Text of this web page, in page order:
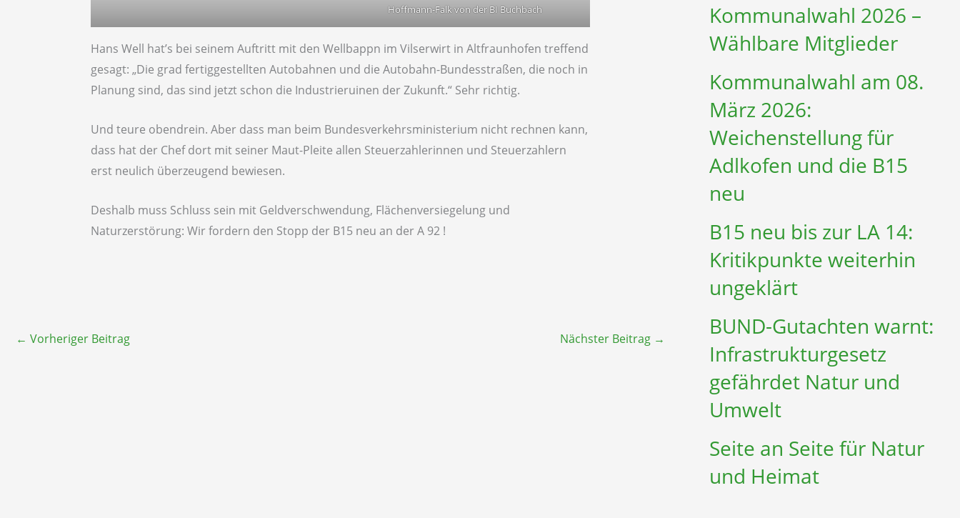
Hoffmann-Falk von der BI Buchbach
Hans Well hat’s bei seinem Auftritt mit den Wellbappn im Vilserwirt in Altfraunhofen treffend
gesagt: „Die grad fertiggestellten Autobahnen und die Autobahn-Bundesstraßen, die noch in
Planung sind, das sind jetzt schon die Industrieruinen der Zukunft.“ Sehr richtig.
Und teure obendrein. Aber dass man beim Bundesverkehrsministerium nicht rechnen kann,
dass hat der Chef dort mit seiner Maut-Pleite allen Steuerzahlerinnen und Steuerzahlern
erst neulich überzeugend bewiesen.
Deshalb muss Schluss sein mit Geldverschwendung, Flächenversiegelung und
Naturzerstörung: Wir fordern den Stopp der B15 neu an der A 92 !
← Vorheriger Beitrag Nächster Beitrag →
Kommunalwahl 2026 –
Wählbare Mitglieder
Kommunalwahl am 08.
März 2026:
Weichenstellung für
Adlkofen und die B15
neu
B15 neu bis zur LA 14:
Kritikpunkte weiterhin
ungeklärt
BUND-Gutachten warnt:
Infrastruktur­gesetz
gefährdet Natur und
Umwelt
Seite an Seite für Natur
und Heimat